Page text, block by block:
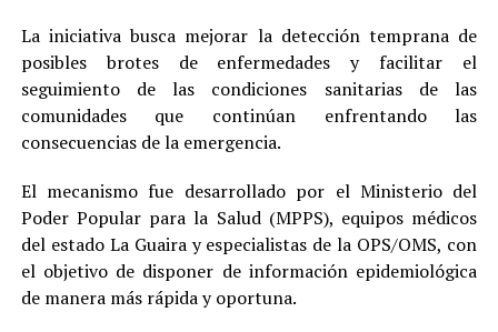
La iniciativa busca mejorar la detección temprana de
posibles brotes de enfermedades y facilitar el
seguimiento de las condiciones sanitarias de las
comunidades que continúan enfrentando las
consecuencias de la emergencia.
El mecanismo fue desarrollado por el Ministerio del
Poder Popular para la Salud (MPPS), equipos médicos
del estado La Guaira y especialistas de la OPS/OMS, con
el objetivo de disponer de información epidemiológica
de manera más rápida y oportuna.